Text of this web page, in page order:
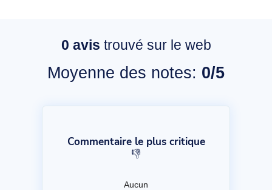
0 avis trouvé sur le web
Moyenne des notes: 0/5
Commentaire le plus critique
👎
Aucun